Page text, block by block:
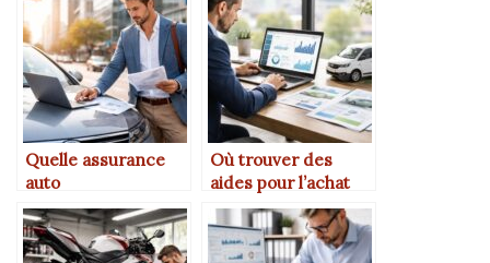
Quelle assurance
auto
professionnelle est
la plus adaptée aux
indépendants ?
Où trouver des
aides pour l’achat
d’un véhicule
électrique
professionnel ?